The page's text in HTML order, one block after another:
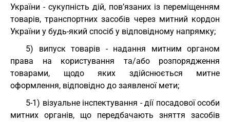
України - сукупність дій, пов’язаних із переміщенням
товарів, транспортних засобів через митний кордон
України у будь-який спосіб у відповідному напрямку;
5) випуск товарів - надання митним органом
права на користування та/або розпорядження
товарами, щодо яких здійснюється митне
оформлення, відповідно до заявленої мети;
5-1) візуальне інспектування - дії посадової особи
митних органів, що передбачають зняття засобів